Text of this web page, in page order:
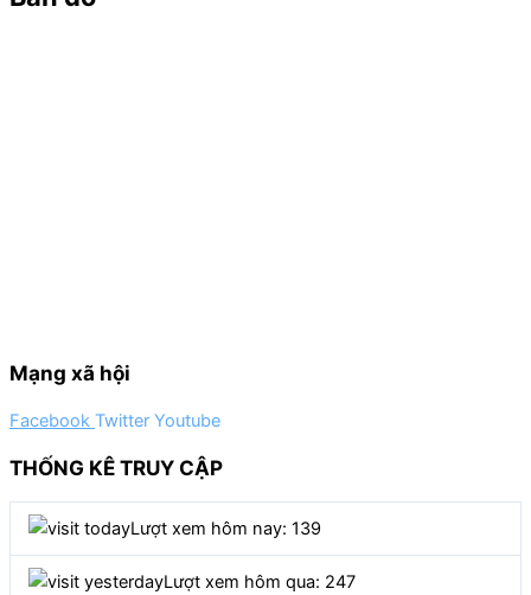
Mạng xã hội
Facebook Twitter Youtube
THỐNG KÊ TRUY CẬP
Lượt xem hôm nay: 139
Lượt xem hôm qua: 247